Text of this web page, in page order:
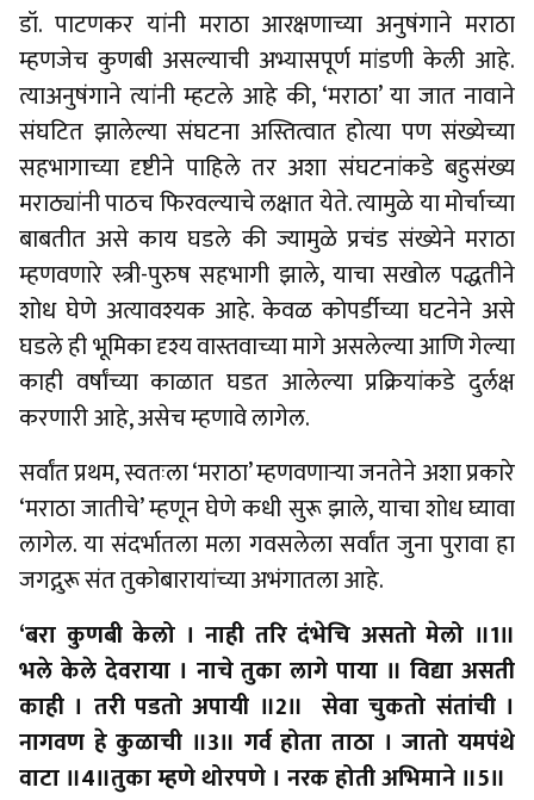
डॉ. पाटणकर यांनी मराठा आरक्षणाच्या अनुषंगाने मराठा
म्हणजेच कुणबी असल्याची अभ्यासपूर्ण मांडणी केली आहे.
त्याअनुषंगाने त्यांनी म्हटले आहे की, ‘मराठा’ या जात नावाने
संघटित झालेल्या संघटना अस्तित्वात होत्या पण संख्येच्या
सहभागाच्या दृष्टीने पाहिले तर अशा संघटनांकडे बहुसंख्य
मराठ्यांनी पाठच फिरवल्याचे लक्षात येते. त्यामुळे या मोर्चाच्या
बाबतीत असे काय घडले की ज्यामुळे प्रचंड संख्येने मराठा
म्हणवणारे स्त्री-पुरुष सहभागी झाले, याचा सखोल पद्धतीने
शोध घेणे अत्यावश्यक आहे. केवळ कोपर्डीच्या घटनेने असे
घडले ही भूमिका दृश्य वास्तवाच्या मागे असलेल्या आणि गेल्या
काही वर्षांच्या काळात घडत आलेल्या प्रक्रियांकडे दुर्लक्ष
करणारी आहे, असेच म्हणावे लागेल.
सर्वांत प्रथम, स्वतःला ‘मराठा’ म्हणवणार्‍या जनतेने अशा प्रकारे
‘मराठा जातीचे’ म्हणून घेणे कधी सुरू झाले, याचा शोध घ्यावा
लागेल. या संदर्भातला मला गवसलेला सर्वांत जुना पुरावा हा
जगद्गुरू संत तुकोबारायांच्या अभंगातला आहे.
‘बरा कुणबी केलो । नाही तरि दंभेचि असतो मेलो ॥1॥
भले केले देवराया । नाचे तुका लागे पाया ॥ विद्या असती
काही । तरी पडतो अपायी ॥2॥ सेवा चुकतो संतांची ।
नागवण हे कुळाची ॥3॥ गर्व होता ताठा । जातो यमपंथे
वाटा ॥4॥तुका म्हणे थोरपणे । नरक होती अभिमाने ॥5॥